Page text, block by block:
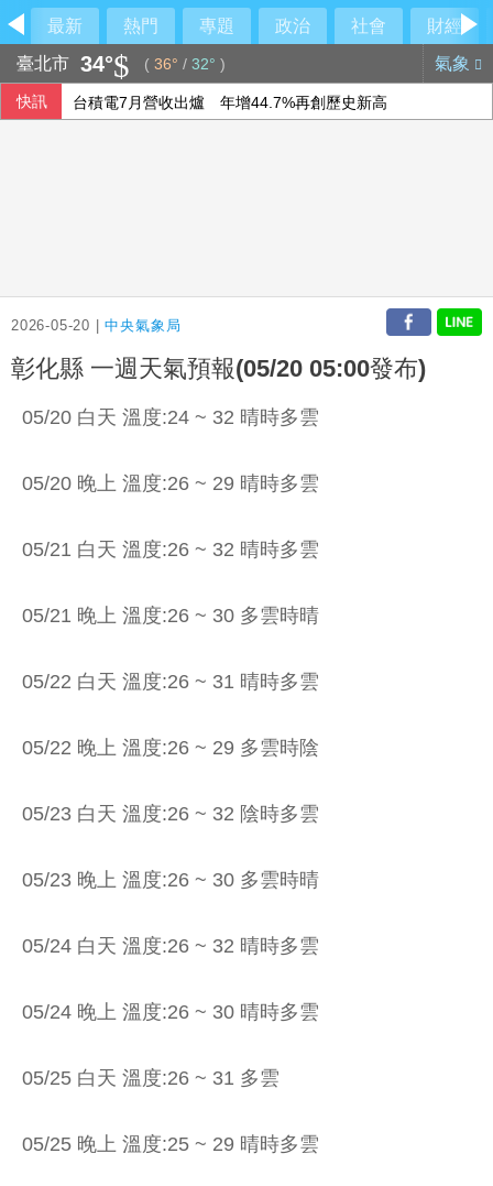
最新 熱門 專題 政治 社會
財經
臺北市 34° ( 36° / 32° ) 氣象
快訊 台積電7月營收出爐 年增44.7%再創歷史新高
2026-05-20 |中央氣象局
彰化縣 一週天氣預報(05/20 05:00發布)
05/20 白天 溫度:24 ~ 32 晴時多雲
05/20 晚上 溫度:26 ~ 29 晴時多雲
05/21 白天 溫度:26 ~ 32 晴時多雲
05/21 晚上 溫度:26 ~ 30 多雲時晴
05/22 白天 溫度:26 ~ 31 晴時多雲
05/22 晚上 溫度:26 ~ 29 多雲時陰
05/23 白天 溫度:26 ~ 32 陰時多雲
05/23 晚上 溫度:26 ~ 30 多雲時晴
05/24 白天 溫度:26 ~ 32 晴時多雲
05/24 晚上 溫度:26 ~ 30 晴時多雲
05/25 白天 溫度:26 ~ 31 多雲
05/25 晚上 溫度:25 ~ 29 晴時多雲